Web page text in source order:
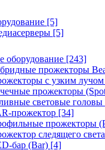
[5]
[5]
оборудование [243]
прожекторы
с узким лучом
прожекторы
световые головы
прожектор [34]
прожекторы
следящего
бар (Bar) [4]